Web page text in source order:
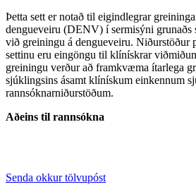
Þetta sett er notað til eigindlegrar
dengueveiru (DENV) í sermisýni grunaðs
við greiningu á dengueveiru. Niðurstöður
settinu eru eingöngu til klínískrar
greiningu verður að framkvæma ítarlega
sjúklingsins ásamt klínískum einkennum
rannsóknarniðurstöðum.
Aðeins til rannsókna
Senda okkur tölvupóst